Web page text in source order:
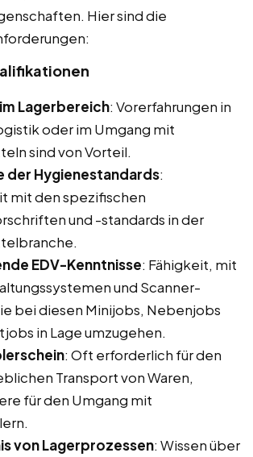
Hier sind die
Lagerbereich: Vorerfahrungen in
oder im Umgang mit
sind von Vorteil.
der Hygienestandards:
mit den spezifischen
und -standards in der
EDV-Kenntnisse: Fähigkeit, mit
und Scanner-
bei diesen Minijobs, Nebenjobs
in Lage umzugehen.
: Oft erforderlich für den
Transport von Waren,
für den Umgang mit
von Lagerprozessen: Wissen über